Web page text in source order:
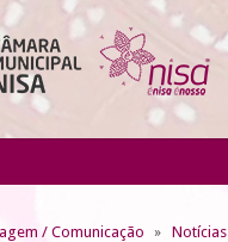
/ Comunicação Notícias